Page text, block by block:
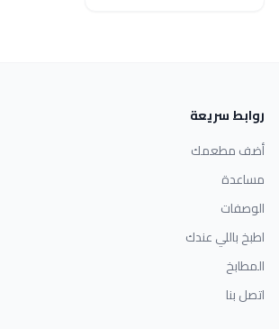
روابط سريعة
أضف مطعمك
مساعدة
الوصفات
اطبخ باللي عندك
المطابخ
اتصل بنا